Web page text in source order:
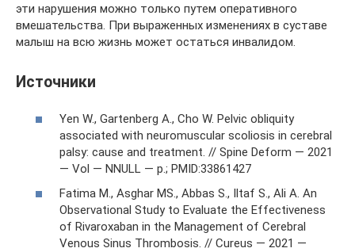
эти нарушения можно только путем оперативного
вмешательства. При выраженных изменениях в суставе
малыш на всю жизнь может остаться инвалидом.
Источники
Yen W., Gartenberg A., Cho W. Pelvic obliquity
associated with neuromuscular scoliosis in cerebral
palsy: cause and treatment. // Spine Deform — 2021
— Vol — NNULL — p.; PMID:33861427
Fatima M., Asghar MS., Abbas S., Iltaf S., Ali A. An
Observational Study to Evaluate the Effectiveness
of Rivaroxaban in the Management of Cerebral
Venous Sinus Thrombosis. // Cureus — 2021 —